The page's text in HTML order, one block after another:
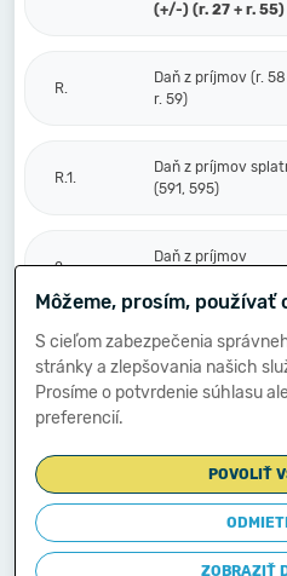
(+/-) (r. 27 + r. 55)
R.
Daň z príjmov (r.
r. 59)
R.1.
Daň z príjmov
(591, 595)
2.
Daň z príjmov
S.
Prevod podielov na
výsledku
hospodárenia
****
Výsledok
hospodárenia za
účtovné obdobie
zdanení (+/-) (r.
Môžeme, prosím, používať
S cieľom zabezpečenia
stránky a zlepšovania našich
Prosíme o potvrdenie súhlasu
preferencií.
POVOLIŤ
ZOBRAZIŤ